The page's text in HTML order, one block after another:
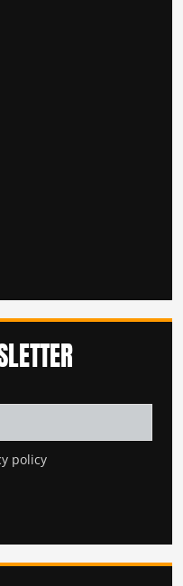
policy